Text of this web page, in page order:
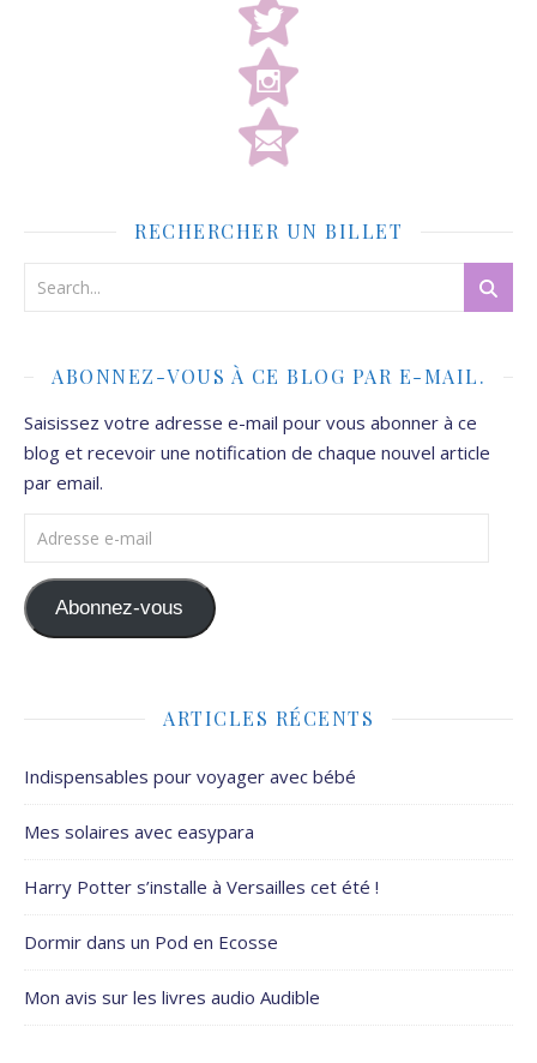
RECHERCHER UN BILLET
ABONNEZ-VOUS À CE BLOG PAR E-MAIL.
Saisissez votre adresse e-mail pour vous abonner à ce
blog et recevoir une notification de chaque nouvel article
par email.
Adresse e-mail
Abonnez-vous
ARTICLES RÉCENTS
Indispensables pour voyager avec bébé
Mes solaires avec easypara
Harry Potter s’installe à Versailles cet été !
Dormir dans un Pod en Ecosse
Mon avis sur les livres audio Audible